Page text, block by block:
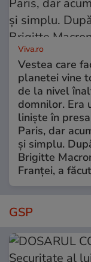
Viva.ro
Vestea care
planetei vine
de la nivel
domnilor. Era
liniște în
Paris, dar
și simplu.
Brigitte
Franței, a
GSP